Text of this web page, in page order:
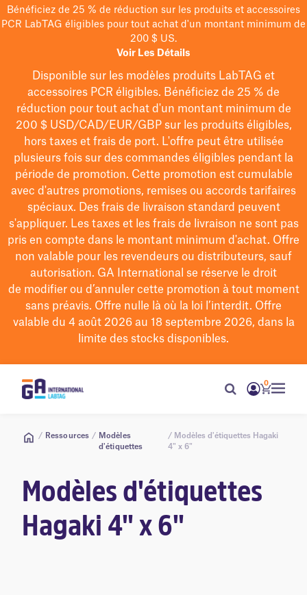
Bénéficiez de 25 % de réduction sur les produits et accessoires
PCR LabTAG éligibles pour tout achat d'un montant minimum de
200 $ US.
Voir Les Détails
Disponible sur les modèles produits LabTAG et
accessoires PCR éligibles. Bénéficiez de 25 % de
réduction pour tout achat d'un montant minimum de
200 $USD/CAD/EUR/GBPsur les produits éligibles,
hors taxes et frais de port. L'offre peut être utilisée
plusieurs fois sur des commandes éligibles pendant la
période de promotion. Cette promotion est cumulable
avec d'autres promotions, remises ou accords tarifaires
spéciaux. Des frais de livraison standard peuvent
s'appliquer. Les taxes et les frais de livraison ne sont pas
pris en compte dans le montant minimum d'achat. Offre
non valable pour les revendeurs ou distributeurs, sauf
autorisation. GA International se réserve le droit
de modifierou d’annuler cette promotion à tout moment
sans préavis. Offre nulle là où la loi l’interdit. Offre
valable du 4 août 2026 au 18 septembre 2026, dans la
limite des stocks disponibles.
0
/ Ressources / Modèles
d'étiquettes
/ Modèles d'étiquettes Hagaki
4" x 6"
Modèles d'étiquettes
Hagaki 4" x 6"